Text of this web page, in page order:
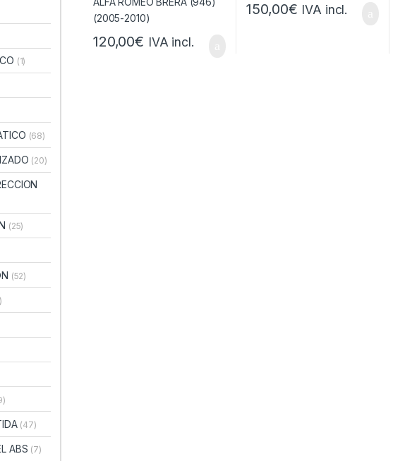
120,00€ IVA incl.
150,00€ IVA incl.
(1)
(68)
(20)
(25)
(52)
(47)
ABS (7)